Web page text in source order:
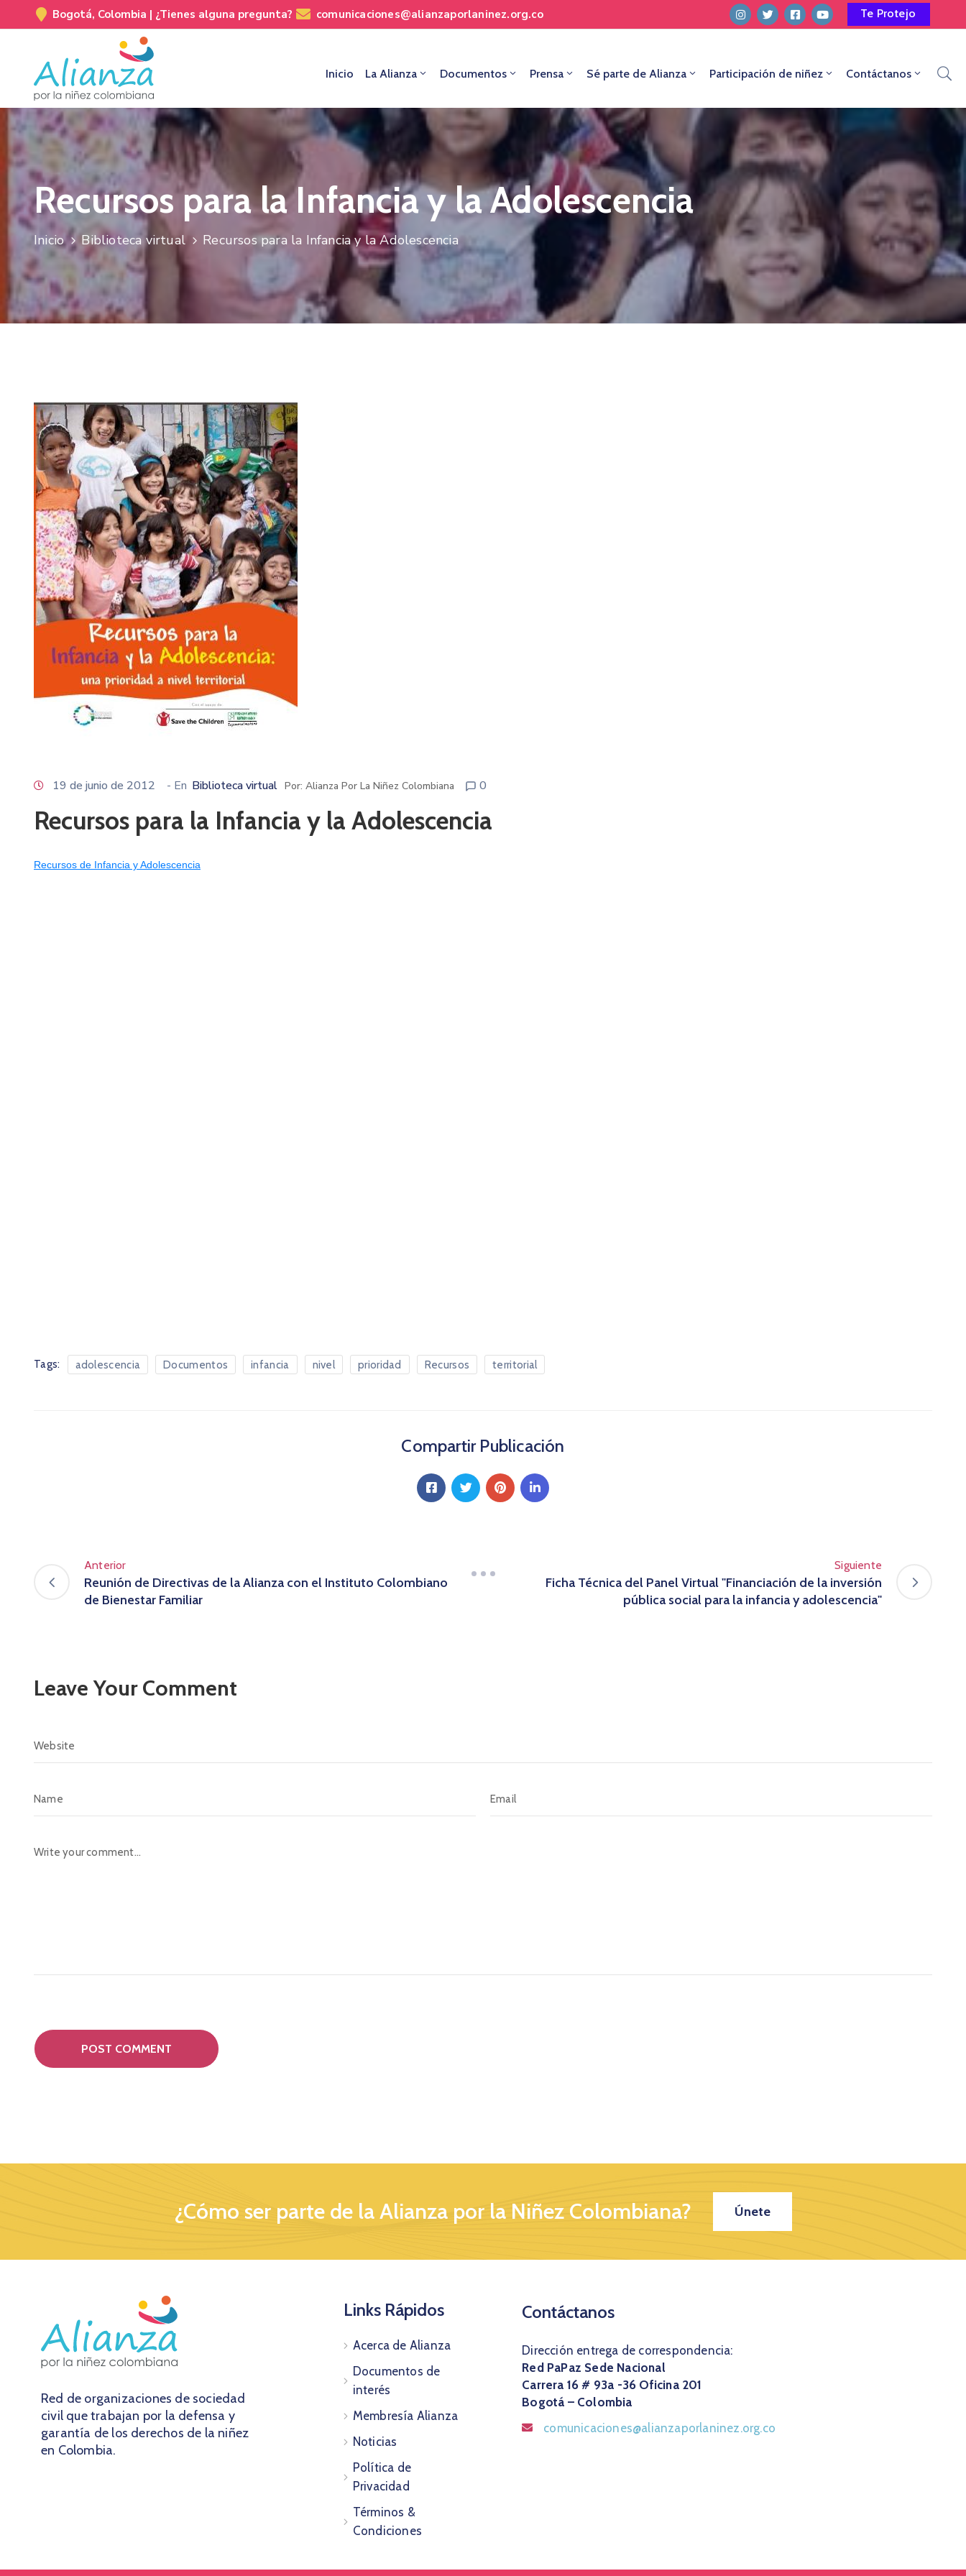
Bogotá, Colombia | ¿Tienes alguna pregunta? comunicaciones@alianzaporlaninez.org.co Te Protejo
Inicio La Alianza Documentos Prensa Sé parte de Alianza Participación de niñez Contáctanos
Recursos para la Infancia y la Adolescencia
Inicio Biblioteca virtual Recursos para la Infancia y la Adolescencia
19 de junio de 2012 - En Biblioteca virtual Por: Alianza Por La Niñez Colombiana 0
Recursos para la Infancia y la Adolescencia
Recursos de Infancia y Adolescencia
Tags: adolescencia Documentos infancia nivel prioridad Recursos territorial
Compartir Publicación
Anterior
Reunión de Directivas de la Alianza con el Instituto Colombiano
de Bienestar Familiar
Siguiente
Ficha Técnica del Panel Virtual "Financiación de la inversión
pública social para la infancia y adolescencia"
Leave Your Comment
¿Cómo ser parte de la Alianza por la Niñez Colombiana? Únete
Red de organizaciones de sociedad
civil que trabajan por la defensa y
garantía de los derechos de la niñez
en Colombia.
Links Rápidos
Acerca de Alianza
Documentos de
interés
Membresía Alianza
Noticias
Política de
Privacidad
Términos &
Condiciones
Contáctanos
Dirección entrega de correspondencia:
Red PaPaz Sede Nacional
Carrera 16 # 93a -36 Oficina 201
Bogotá – Colombia
comunicaciones@alianzaporlaninez.org.co